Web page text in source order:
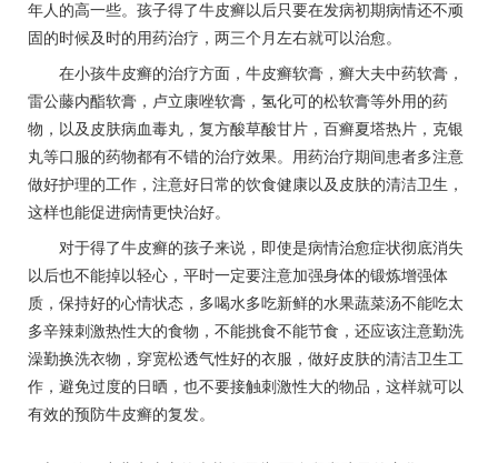
年人的高一些。孩子得了牛皮癣以后只要在发病初期病情还不顽
固的时候及时的用药治疗，两三个月左右就可以治愈。
在小孩牛皮癣的治疗方面，牛皮癣软膏，癣大夫中药软膏，
雷公藤内酯软膏，卢立康唑软膏，氢化可的松软膏等外用的药
物，以及皮肤病血毒丸，复方酸草酸甘片，百癣夏塔热片，克银
丸等口服的药物都有不错的治疗效果。用药治疗期间患者多注意
做好护理的工作，注意好日常的饮食健康以及皮肤的清洁卫生，
这样也能促进病情更快治好。
对于得了牛皮癣的孩子来说，即使是病情治愈症状彻底消失
以后也不能掉以轻心，平时一定要注意加强身体的锻炼增强体
质，保持好的心情状态，多喝水多吃新鲜的水果蔬菜汤不能吃太
多辛辣刺激热性大的食物，不能挑食不能节食，还应该注意勤洗
澡勤换洗衣物，穿宽松透气性好的衣服，做好皮肤的清洁卫生工
作，避免过度的日晒，也不要接触刺激性大的物品，这样就可以
有效的预防牛皮癣的复发。